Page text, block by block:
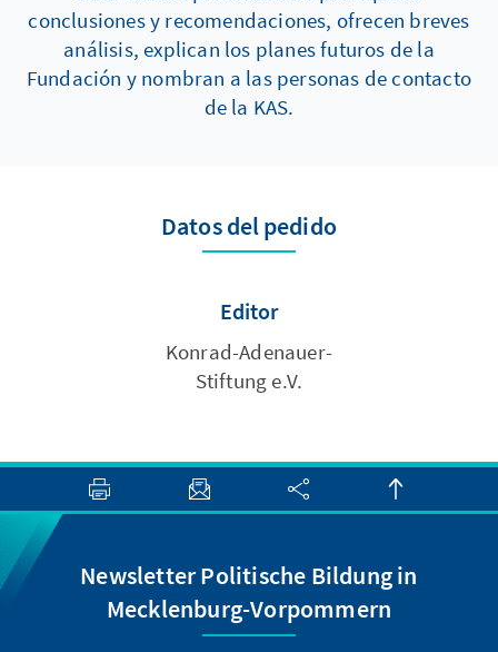
conclusiones y recomendaciones, ofrecen breves
análisis, explican los planes futuros de la
Fundación y nombran a las personas de contacto
de la KAS.
Datos del pedido
Editor
Konrad-Adenauer-
Stiftung e.V.
Newsletter Politische Bildung in
Mecklenburg-Vorpommern